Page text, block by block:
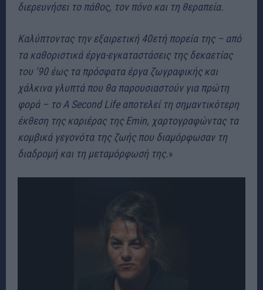
διερευνήσει το πάθος, τον πόνο και τη θεραπεία.
Καλύπτοντας την εξαιρετική 40ετή πορεία της – από
τα καθοριστικά έργα-εγκαταστάσεις της δεκαετίας
του ’90 έως τα πρόσφατα έργα ζωγραφικής και
χάλκινα γλυπτά που θα παρουσιαστούν για πρώτη
φορά – το A Second Life αποτελεί τη σημαντικότερη
έκθεση της καριέρας της Emin, χαρτογραφώντας τα
κομβικά γεγονότα της ζωής που διαμόρφωσαν τη
διαδρομή και τη μεταμόρφωσή της.»